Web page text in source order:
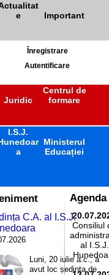
e
Important
Înregistrare
Autentificare
Juridic
Centrul de
formare
I.S.J.
a
Ministerul
Educației
Agenda
Consiliul
al I.S.J.
C.A. al I.S.J.
Luni, 20 iulie a.c., a
avut loc ședința de